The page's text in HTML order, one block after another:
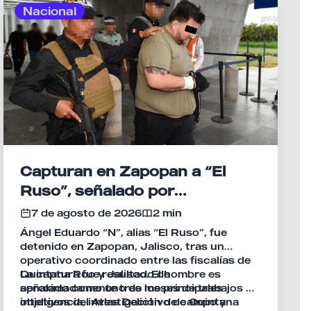
Nacional
Capturan en Zapopan a “El
Ruso”, señalado por
homicidios en Playa del
Carmen
7 de agosto de 2026
2 min
Ángel Eduardo “N”, alias “El Ruso”, fue
detenido en Zapopan, Jalisco, tras un
operativo coordinado entre las fiscalías de
Quintana Roo y Jalisco. El hombre es
señalado como uno de los principales
objetivos del Atlas Delictivo de Quintana
La captura fue resultado de
aproximadamente tres meses de trabajos de
inteligencia, investigación de campo y